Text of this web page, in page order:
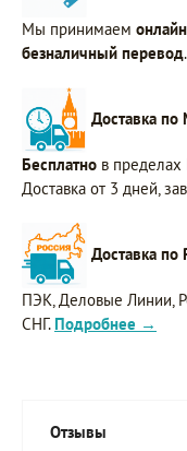
Мы принимаем
безналичный перевод.
Доставка по
Бесплатно в
Доставка от 3 дней,
Доставка по
ПЭК, Деловые Линии,
СНГ. Подробнее →
Отзывы